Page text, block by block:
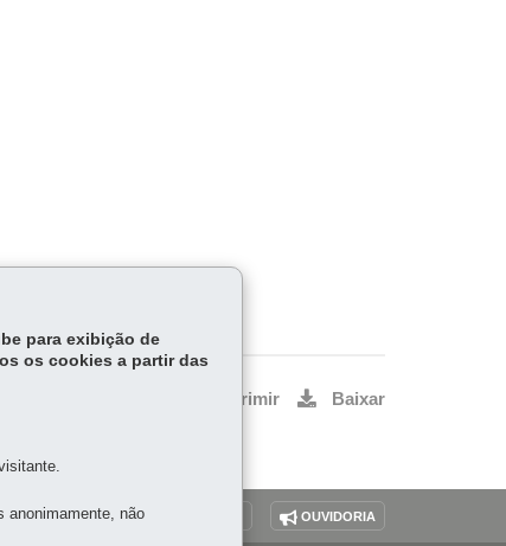
Imprimir Baixar
DENUNCIE CORRUPÇÃO OUVIDORIA
para exibição de
os cookies a partir das
anonimamente, não